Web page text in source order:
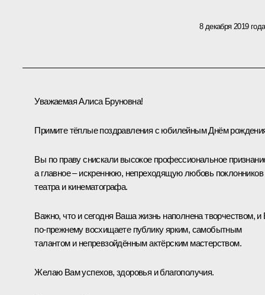
8 декабря 2019 года
Уважаемая Алиса Бруновна!
Примите тёплые поздравления с юбилейным Днём
Вы по праву снискали высокое профессиональное
а главное – искреннюю, непреходящую любовь поклонников
театра и кинематографа.
Важно, что и сегодня Ваша жизнь наполнена творчеством,
по-прежнему восхищаете публику ярким, самобытным
талантом и непревзойдённым актёрским мастерством.
Желаю Вам успехов, здоровья и благополучия.